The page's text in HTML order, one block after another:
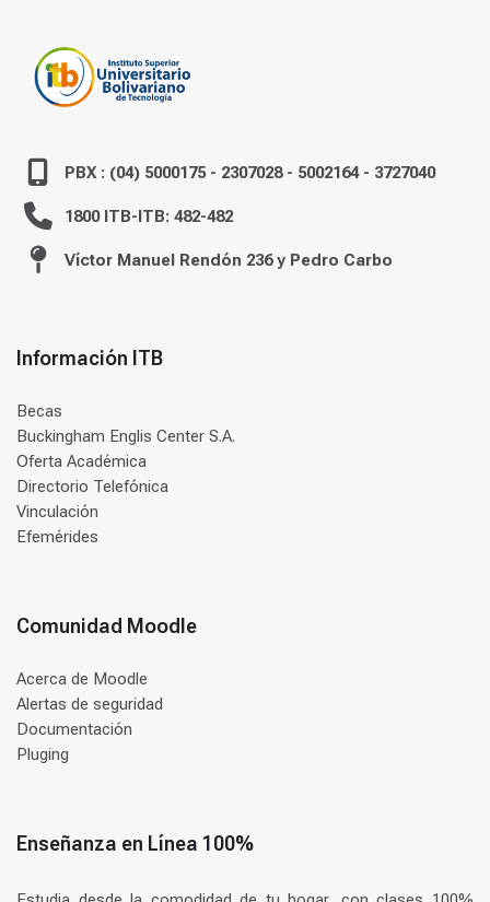
PBX : (04) 5000175 - 2307028 - 5002164 - 3727040
1800 ITB-ITB: 482-482
Víctor Manuel Rendón 236 y Pedro Carbo
Información ITB
Becas
Buckingham Englis Center S.A.
Oferta Académica
Directorio Telefónica
Vinculación
Efemérides
Comunidad Moodle
Acerca de Moodle
Alertas de seguridad
Documentación
Pluging
Enseñanza en Línea 100%